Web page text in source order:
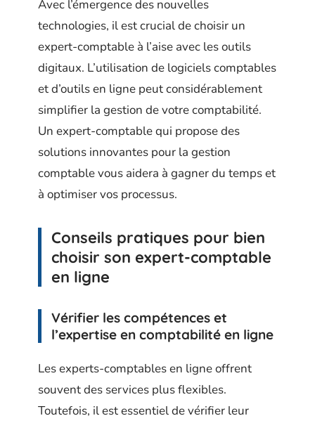
Avec l’émergence des nouvelles
technologies, il est crucial de choisir un
expert-comptable à l’aise avec les outils
digitaux. L’utilisation de logiciels comptables
et d’outils en ligne peut considérablement
simplifier la gestion de votre comptabilité.
Un expert-comptable qui propose des
solutions innovantes pour la gestion
comptable vous aidera à gagner du temps et
à optimiser vos processus.
Conseils pratiques pour bien
choisir son expert-comptable
en ligne
Vérifier les compétences et
l’expertise en comptabilité en ligne
Les experts-comptables en ligne offrent
souvent des services plus flexibles.
Toutefois, il est essentiel de vérifier leur